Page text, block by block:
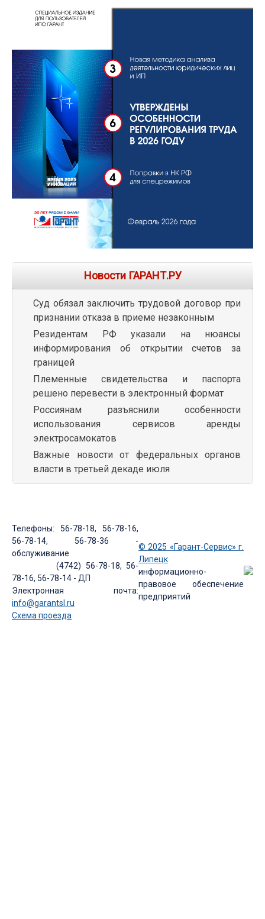
Новости ГАРАНТ.РУ
Суд обязал заключить трудовой договор при
признании отказа в приеме незаконным
Резидентам РФ указали на нюансы
информирования об открытии счетов за
границей
Племенные свидетельства и паспорта
решено перевести в электронный формат
Россиянам разъяснили особенности
использования сервисов аренды
электросамокатов
Важные новости от федеральных органов
власти в третьей декаде июля
Телефоны: 56-78-18, 56-78-16,
56-78-14, 56-78-36 -
обслуживание
(4742) 56-78-18, 56-
78-16, 56-78-14 - ДП
Электронная почта:
info@garantsl.ru
Схема проезда
© 2025 «Гарант-Сервис» г.
Липецк
информационно-
правовое обеспечение
предприятий